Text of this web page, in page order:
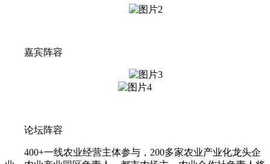
嘉宾阵容
论坛阵容
400+一线农业经营主体参与，200多家农业产业化龙头企